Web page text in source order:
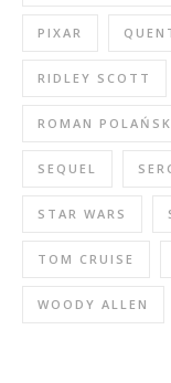
PIXAR
RIDLEY SCOTT
ROMAN
SEQUEL
STAR WARS
TOM CRUISE
WOODY ALLEN